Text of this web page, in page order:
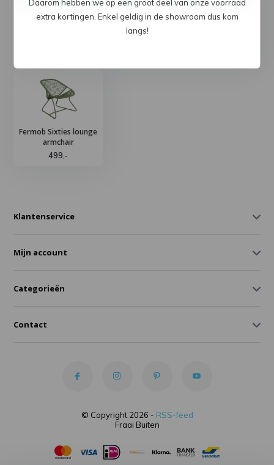
Fermob Sixties lounge
armchair
499,-
Klantenservice
Mijn account
Categorieën
Contact
© Copyright 2026 - RSS-feed
Fraai Buiten
Daarom hebben we op een groot deel van onze voorraad
extra kortingen. Enkel geldig in de showroom dus kom
langs!